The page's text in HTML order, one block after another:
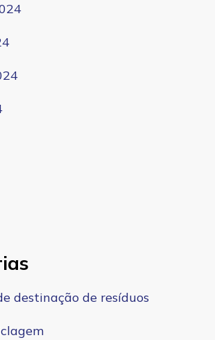
destinação de resíduos